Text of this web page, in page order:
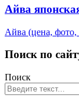
Айва
Айва (цена, фото,
Поиск по
Поиск